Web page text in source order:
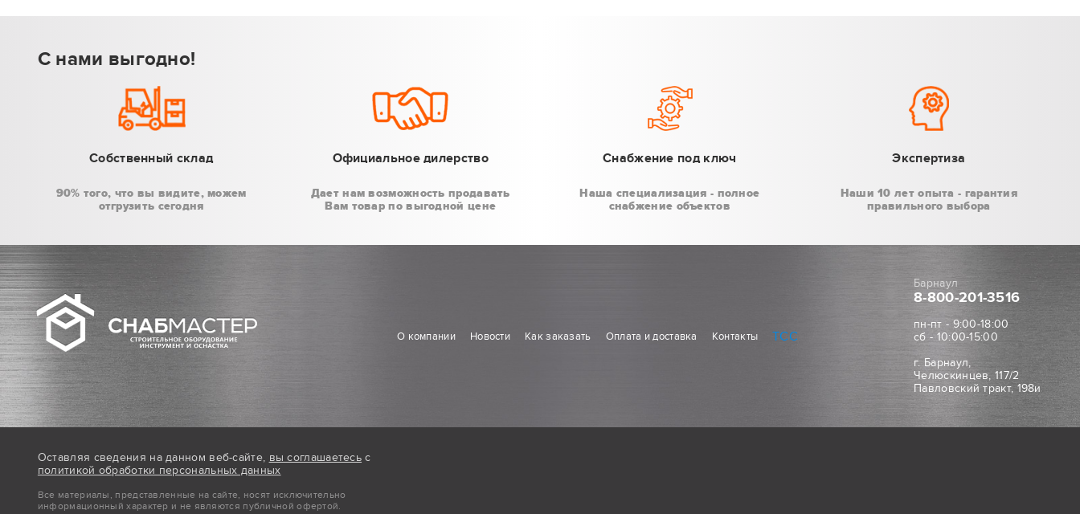
С нами выгодно!
Собственный склад
90% того, что вы видите, можем
отгрузить сегодня
Официальное дилерство
Дает нам возможность продавать
Вам товар по выгодной цене
Снабжение под ключ
Наша специализация - полное
снабжение объектов
Экспертиза
Наши 10 лет опыта - гарантия
правильного выбора
О компании Новости Как заказать Оплата и доставка Контакты ТСС
Барнаул
8-800-201-3516
пн-пт - 9:00-18:00
сб - 10:00-15:00
г. Барнаул,
Челюскинцев, 117/2
Павловский тракт, 198и
Оставляя сведения на данном веб-сайте, вы соглашаетесь с
политикой обработки персональных данных
Все материалы, представленные на сайте, носят исключительно
информационный характер и не являются публичной офертой.